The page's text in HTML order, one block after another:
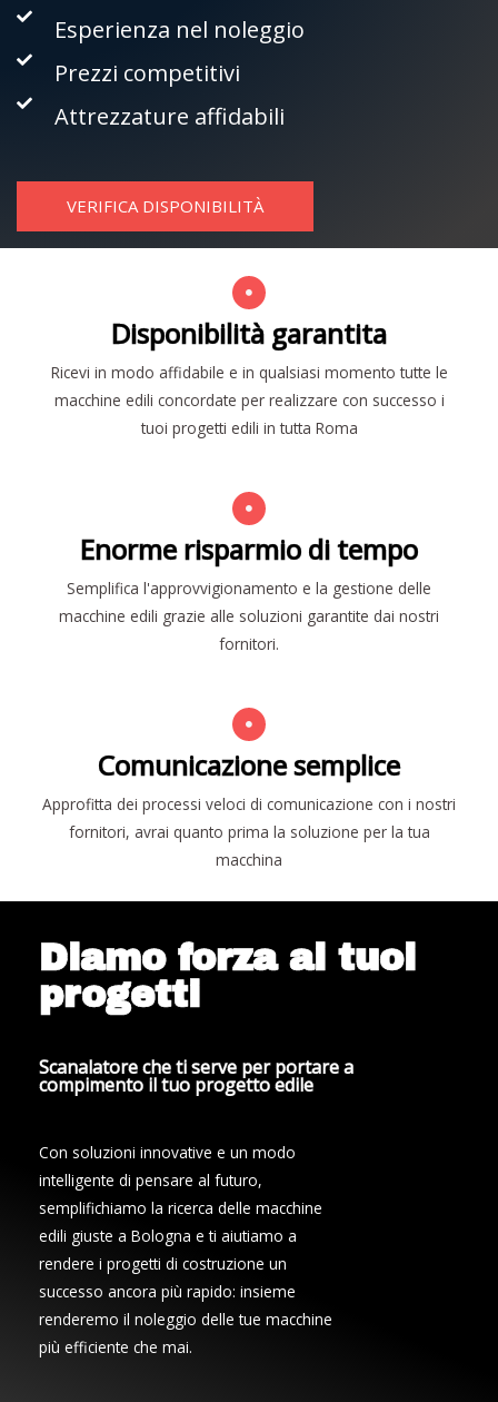
Esperienza nel noleggio
Prezzi competitivi
Attrezzature affidabili
VERIFICA DISPONIBILITÀ
Disponibilità garantita
Ricevi in modo affidabile e in qualsiasi momento tutte le
macchine edili concordate per realizzare con successo i
tuoi progetti edili in tutta Roma
Enorme risparmio di tempo
Semplifica l'approvvigionamento e la gestione delle
macchine edili grazie alle soluzioni garantite dai nostri
fornitori.
Comunicazione semplice
Approfitta dei processi veloci di comunicazione con i nostri
fornitori, avrai quanto prima la soluzione per la tua
macchina
Diamo forza ai tuoi
progetti
Scanalatore che ti serve per portare a
compimento il tuo progetto edile
Con soluzioni innovative e un modo
intelligente di pensare al futuro,
semplifichiamo la ricerca delle macchine
edili giuste a Bologna e ti aiutiamo a
rendere i progetti di costruzione un
successo ancora più rapido: insieme
renderemo il noleggio delle tue macchine
più efficiente che mai.